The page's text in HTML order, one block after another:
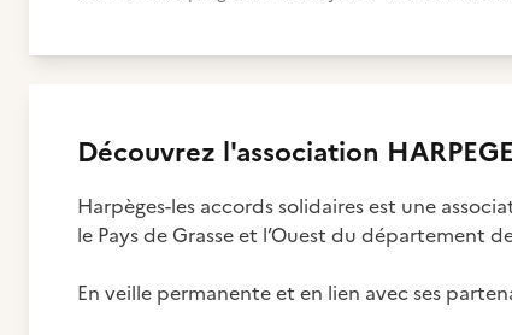
Découvrez l'association
Harpèges-les accords solidaires est une
le Pays de Grasse et l’Ouest du département
En veille permanente et en lien avec ses